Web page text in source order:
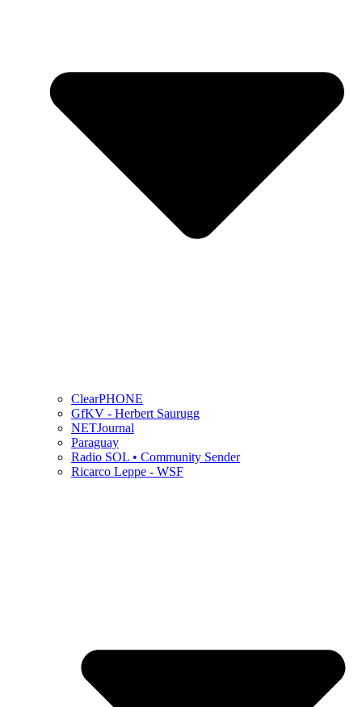
ClearPHONE
GfKV - Herbert Saurugg
NETJournal
Paraguay
Radio SOL • Community Sender
Ricarco Leppe - WSF